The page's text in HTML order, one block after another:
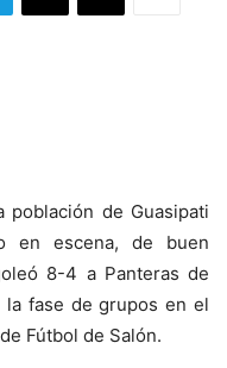
de Guasipati
en escena, de buen
8-4 a Panteras de
la fase de grupos en el
Fútbol de Salón.